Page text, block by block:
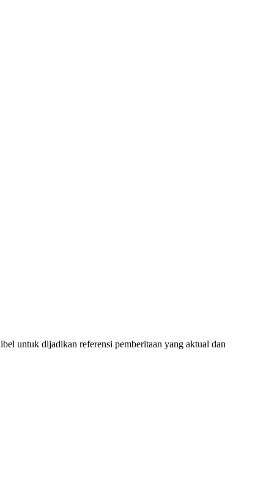
untuk dijadikan referensi pemberitaan yang aktual dan